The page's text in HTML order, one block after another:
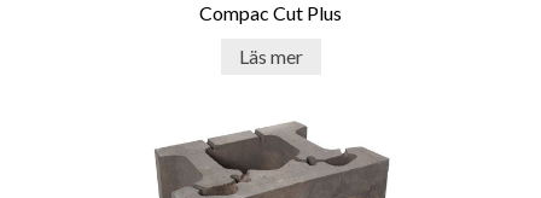
Compac Cut Plus
Läs mer